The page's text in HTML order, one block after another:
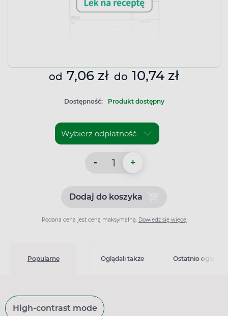
od 7,06 zł do 10,74 zł
Dostępność: Produkt dostępny
- +
Dodaj do koszykaDodaj do koszyka
Podana cena jest ceną maksymalną. Dowiedz się więcej
Popularne Oglądali także Ostatnio
High-contrast mode